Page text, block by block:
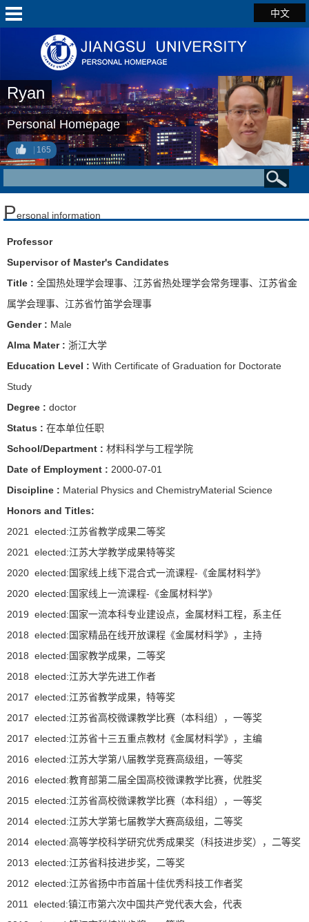
中文
Ryan
Personal Homepage
165
Personal information
Professor
Supervisor of Master's Candidates
Title : 全国热处理学会理事、江苏省热处理学会常务理事、江苏省金
属学会理事、江苏省竹笛学会理事
Gender : Male
Alma Mater : 浙江大学
Education Level : With Certificate of Graduation for Doctorate
Study
Degree : doctor
Status : 在本单位任职
School/Department : 材料科学与工程学院
Date of Employment : 2000-07-01
Discipline : Material Physics and ChemistryMaterial Science
Honors and Titles:
2021 elected:江苏省教学成果二等奖
2021 elected:江苏大学教学成果特等奖
2020 elected:国家线上线下混合式一流课程-《金属材料学》
2020 elected:国家线上一流课程-《金属材料学》
2019 elected:国家一流本科专业建设点，金属材料工程，系主任
2018 elected:国家精品在线开放课程《金属材料学》，主持
2018 elected:国家教学成果，二等奖
2018 elected:江苏大学先进工作者
2017 elected:江苏省教学成果，特等奖
2017 elected:江苏省高校微课教学比赛（本科组），一等奖
2017 elected:江苏省十三五重点教材《金属材料学》，主编
2016 elected:江苏大学第八届教学竞赛高级组，一等奖
2016 elected:教育部第二届全国高校微课教学比赛，优胜奖
2015 elected:江苏省高校微课教学比赛（本科组），一等奖
2014 elected:江苏大学第七届教学大赛高级组，二等奖
2014 elected:高等学校科学研究优秀成果奖（科技进步奖），二等奖
2013 elected:江苏省科技进步奖，二等奖
2012 elected:江苏省扬中市首届十佳优秀科技工作者奖
2011 elected:镇江市第六次中国共产党代表大会，代表